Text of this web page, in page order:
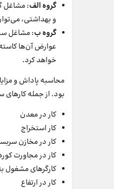
گروه الف: مشاغل
و بهداشتی،
گروه ب: مشاغل
عوارض آن‌ها
خواهد کرد.
محاسبه پاداش و
بود. از جمله کارهای
کار در معدن
کار استخراج
کار در مخازن
کار در مجاورت
کارگرهای مشغول
کار در ارتفاع